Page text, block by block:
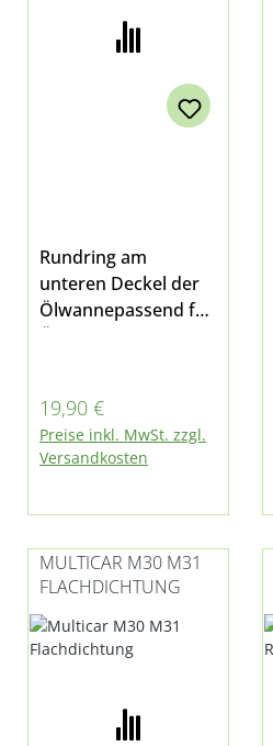
Rundring am
unteren Deckel der
Ölwannepassend für
Ölwanne
E4 und E5, Hydrostat
und bei M31
Regulärer Preis:
19,90 €
Preise inkl. MwSt. zzgl.
Versandkosten
MULTICAR M30 M31
FLACHDICHTUNG